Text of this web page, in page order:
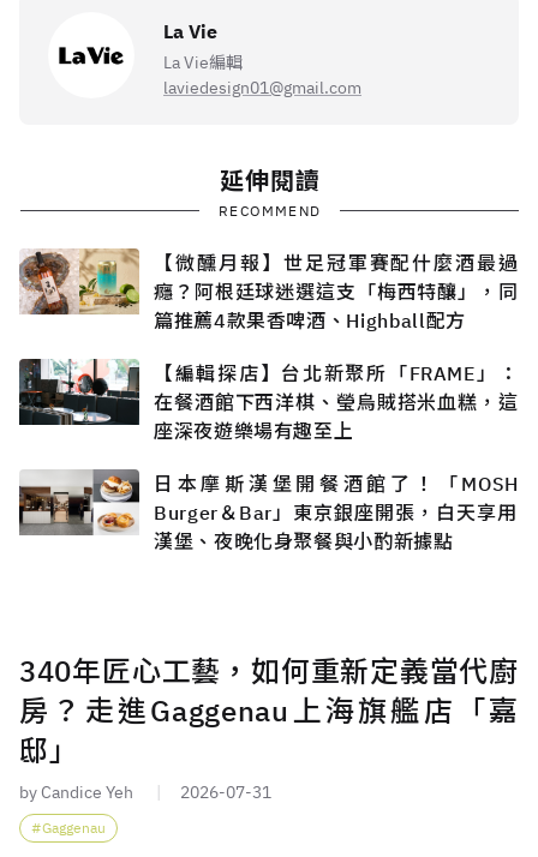
La Vie
La Vie編輯
laviedesign01@gmail.com
延伸閱讀
RECOMMEND
【微醺月報】世足冠軍賽配什麼酒最過
癮？阿根廷球迷選這支「梅西特釀」，同
篇推薦4款果香啤酒、Highball配方
【編輯探店】台北新聚所「FRAME」：
在餐酒館下西洋棋、瑩烏賊搭米血糕，這
座深夜遊樂場有趣至上
日本摩斯漢堡開餐酒館了！「MOSH
Burger＆Bar」東京銀座開張，白天享用
漢堡、夜晚化身聚餐與小酌新據點
340年匠心工藝，如何重新定義當代廚
房？走進Gaggenau上海旗艦店「嘉
邸」
by Candice Yeh 2026-07-31
Gaggenau